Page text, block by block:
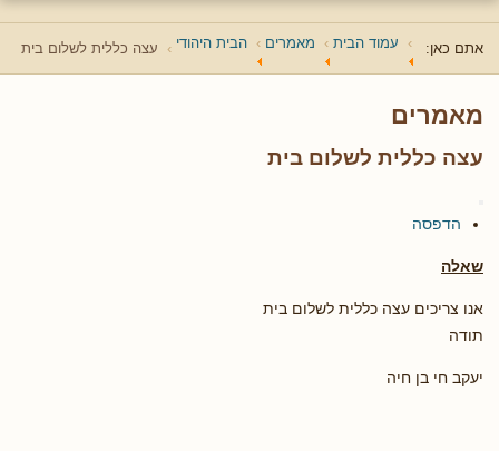
אתם כאן: עמוד הבית מאמרים הבית היהודי עצה כללית לשלום בית
מאמרים
עצה כללית לשלום בית
הדפסה
שאלה
אנו צריכים עצה כללית לשלום בית
תודה
יעקב חי בן חיה